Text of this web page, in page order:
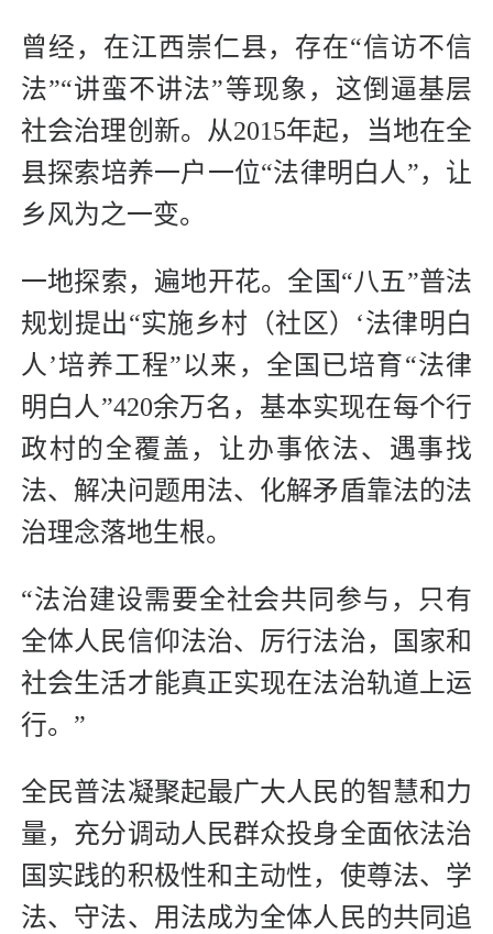
曾经，在江西崇仁县，存在“信访不信
法”“讲蛮不讲法”等现象，这倒逼基层
社会治理创新。从2015年起，当地在全
县探索培养一户一位“法律明白人”，让
乡风为之一变。
一地探索，遍地开花。全国“八五”普法
规划提出“实施乡村（社区）‘法律明白
人’培养工程”以来，全国已培育“法律
明白人”420余万名，基本实现在每个行
政村的全覆盖，让办事依法、遇事找
法、解决问题用法、化解矛盾靠法的法
治理念落地生根。
“法治建设需要全社会共同参与，只有
全体人民信仰法治、厉行法治，国家和
社会生活才能真正实现在法治轨道上运
行。”
全民普法凝聚起最广大人民的智慧和力
量，充分调动人民群众投身全面依法治
国实践的积极性和主动性，使尊法、学
法、守法、用法成为全体人民的共同追